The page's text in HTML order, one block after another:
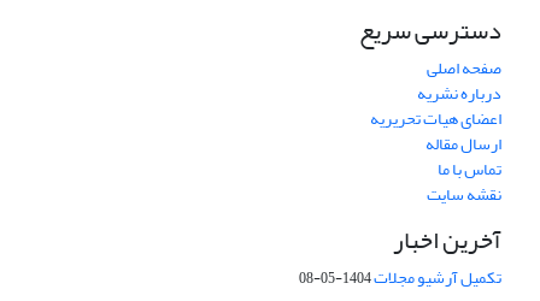
دسترسی سریع
صفحه اصلی
درباره نشریه
اعضای هیات تحریریه
ارسال مقاله
تماس با ما
نقشه سایت
آخرین اخبار
تکمیل آرشیو مجلات1404-05-08